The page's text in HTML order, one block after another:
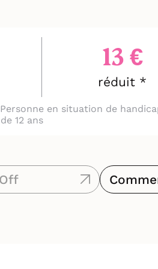
13 €
réduit *
en situation de
12 ans